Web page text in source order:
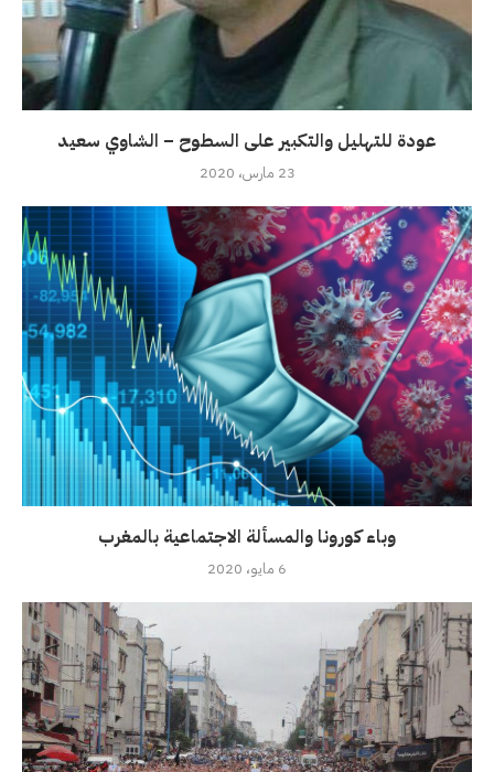
عودة للتهليل والتكبير على السطوح – الشاوي سعيد
23 مارس، 2020
وباء كورونا والمسألة الاجتماعية بالمغرب
6 مايو، 2020